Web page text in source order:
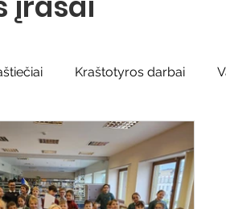
Kraštotyros darbai
Adolfo Ramanausko–Vanago
Varėnos bibliotekos